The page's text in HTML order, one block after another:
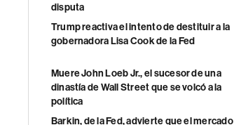
disputa
Trump reactiva el intento de destituir a la
gobernadora Lisa Cook de la Fed
Muere John Loeb Jr., el sucesor de una
dinastía de Wall Street que se volcó a la
política
Barkin, de la Fed, advierte que el mercado